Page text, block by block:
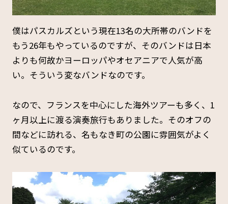
僕はパスカルズという現在13名の大所帯のバンドを
もう26年もやっているのですが、そのバンドは日本
よりも何故かヨーロッパやオセアニアで人気が高
い。そういう変なバンドなのです。
なので、フランスを中心にした海外ツアーも多く、1
ヶ月以上に渡る演奏旅行もありました。そのオフの
間などに訪れる、名もなき町の公園に雰囲気がよく
似ているのです。